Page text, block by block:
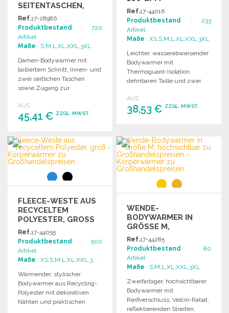
SEITENTASCHEN,
SCHWARZ
Ref.17-28986
Produktbestand : 720
Artikel
Maße : S,M,L,XL,XXL,3XL
Damen-Bodywarmer mit
tailliertem Schnitt, Innen- und
zwei seitlichen Taschen
sowie Zugang zur
AUS
45,41 € ZZGL. MWST.
BESTELLEN
Angebot anfordern
Ref.17-44016
Produktbestand : 233
Artikel
Maße : XS,S,M,L,XL,XXL,3XL
Leichter, wasserabweisender
Bodywarmer mit
Thermoguard-Isolation,
dehnbaren Taille und zwei
Reißverschlusstaschen.
AUS
38,53 € ZZGL. MWST.
Angebot anfordern
FLEECE-WESTE AUS
RECYCELTEM
POLYESTER, GROSS
Ref.17-44055
Produktbestand : 500
Artikel
Maße : XS,S,M,L,XL,XXL,3...
Wärmender, stylischer
Bodywarmer aus Recycling-
Polyester mit dekorativen
Nähten und praktischen
WENDE-
BODYWARMER IN
GRÖSSE M, H
OCHSICHTBAR
Ref.17-44285
Produktbestand : 80
Artikel
Maße : S,M,L,XL,XXL,3XL
Zweifarbiger, hochsichtbarer
Bodywarmer mit
Reißverschluss, Velcro-Rabat,
reflektierenden Streifen,